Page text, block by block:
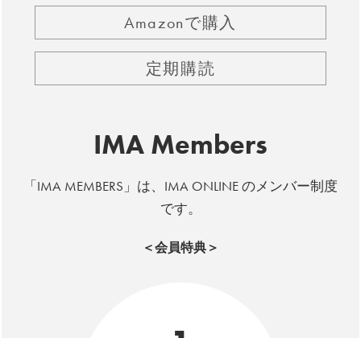
Amazonで購入
定期購読
IMA Members
「IMA MEMBERS」は、IMA ONLINE のメンバー制度
です。
＜会員特典＞